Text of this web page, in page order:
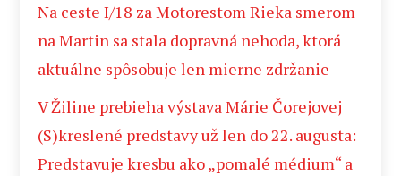
Na ceste I/18 za Motorestom Rieka smerom
na Martin sa stala dopravná nehoda, ktorá
aktuálne spôsobuje len mierne zdržanie
V Žiline prebieha výstava Márie Čorejovej
(S)kreslené predstavy už len do 22. augusta:
Predstavuje kresbu ako „pomalé médium“ a